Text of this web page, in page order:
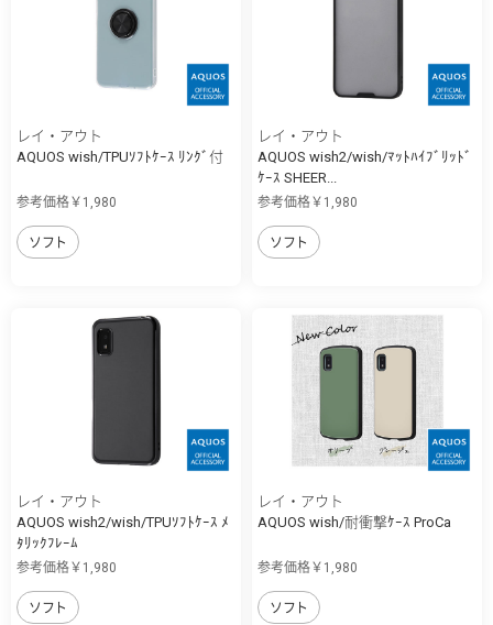
レイ・アウト
AQUOS wish/TPUｿﾌﾄｹｰｽ ﾘﾝｸﾞ付
参考価格￥1,980
ソフト
レイ・アウト
AQUOS wish2/wish/ﾏｯﾄﾊｲﾌﾞﾘｯﾄﾞ
ｹｰｽ SHEER...
参考価格￥1,980
ソフト
レイ・アウト
AQUOS wish2/wish/TPUｿﾌﾄｹｰｽ ﾒ
ﾀﾘｯｸﾌﾚｰﾑ
参考価格￥1,980
ソフト
レイ・アウト
AQUOS wish/耐衝撃ｹｰｽ ProCa
参考価格￥1,980
ソフト